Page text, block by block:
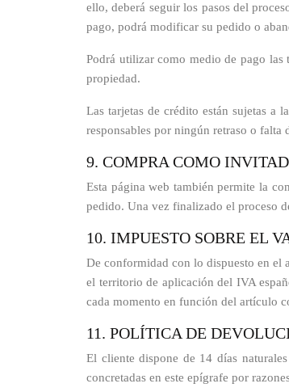
ello, deberá seguir los pasos del
pago, podrá modificar su pedido o
Podrá utilizar como medio de pago
propiedad.
Las tarjetas de crédito están sujetas a
responsables por ningún retraso o
9. COMPRA COMO
Esta página web también permite la
pedido. Una vez finalizado el proceso
10. IMPUESTO SOBRE EL
De conformidad con lo dispuesto en el
el territorio de aplicación del IVA
cada momento en función del artículo
11. POLÍTICA DE
El cliente dispone de 14 días
concretadas en este epígrafe por